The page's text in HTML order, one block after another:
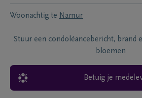
Woonachtig te Namur
Stuur een condoléancebericht, brand
bloemen
Betuig je